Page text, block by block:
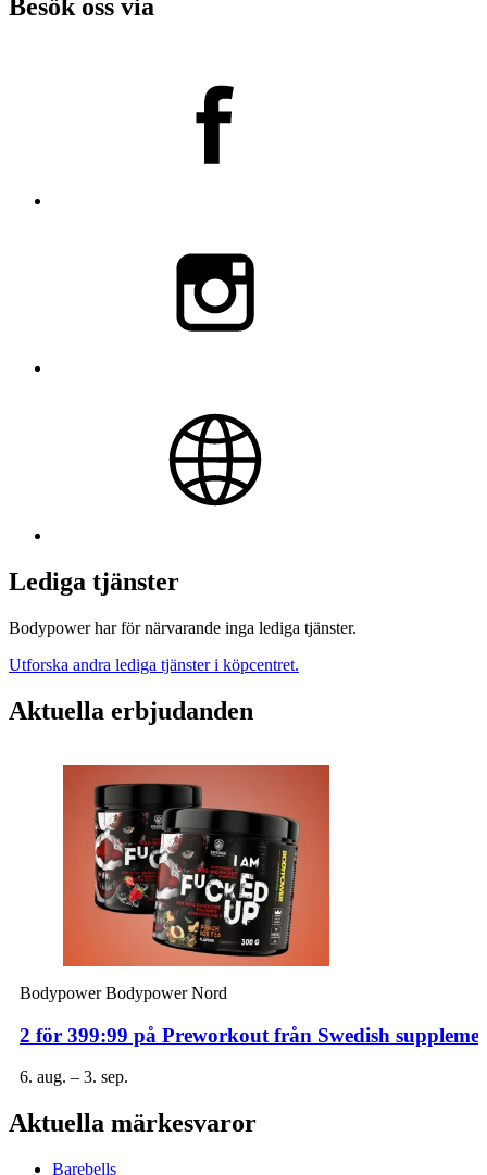
Besök oss via
Lediga tjänster
Bodypower har för närvarande inga lediga tjänster.
Utforska andra lediga tjänster i köpcentret.
Aktuella erbjudanden
Bodypower Bodypower Nord
2 för 399:99 på Preworkout från Swedish
6. aug. – 3. sep.
Aktuella märkesvaror
Barebells